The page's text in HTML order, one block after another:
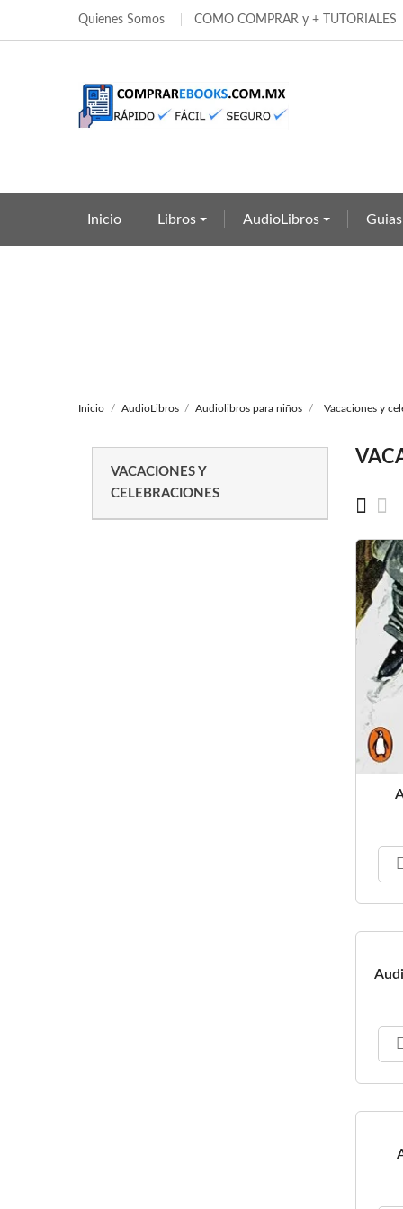
Quienes Somos COMO COMPRAR y + TUTORIALES
Inicio Libros AudioLibros
Inicio AudioLibros Audiolibros para niños Vacaciones y
VACACIONES Y
CELEBRACIONES